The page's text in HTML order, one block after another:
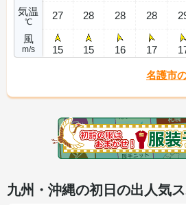
気温
℃
風
m/s
27
15
28
15
28
16
28
17
名護市
九州・沖縄の初日の出人気